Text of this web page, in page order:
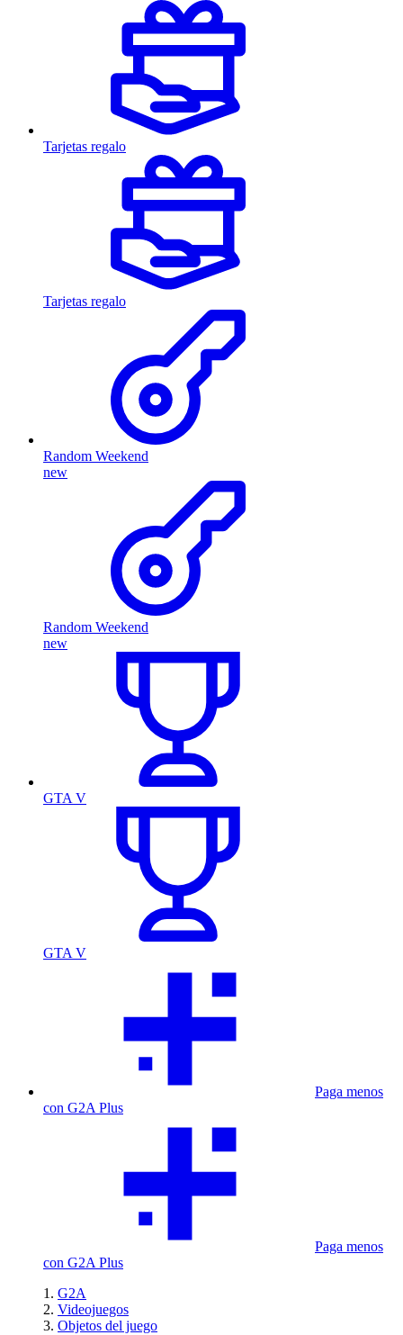
Tarjetas regalo
Tarjetas regalo
Random Weekend
new
Random Weekend
new
GTA V
GTA V
Paga menos
con G2A Plus
Paga menos
con G2A Plus
G2A
Videojuegos
Objetos del juego